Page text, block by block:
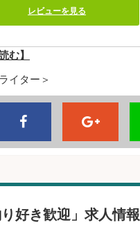
レビューを見る
む】
イター＞
り好き歓迎」求人情報